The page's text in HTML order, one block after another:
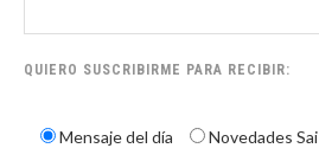
QUIERO SUSCRIBIRME PARA RECIBIR:
Mensaje del día Novedades Sai